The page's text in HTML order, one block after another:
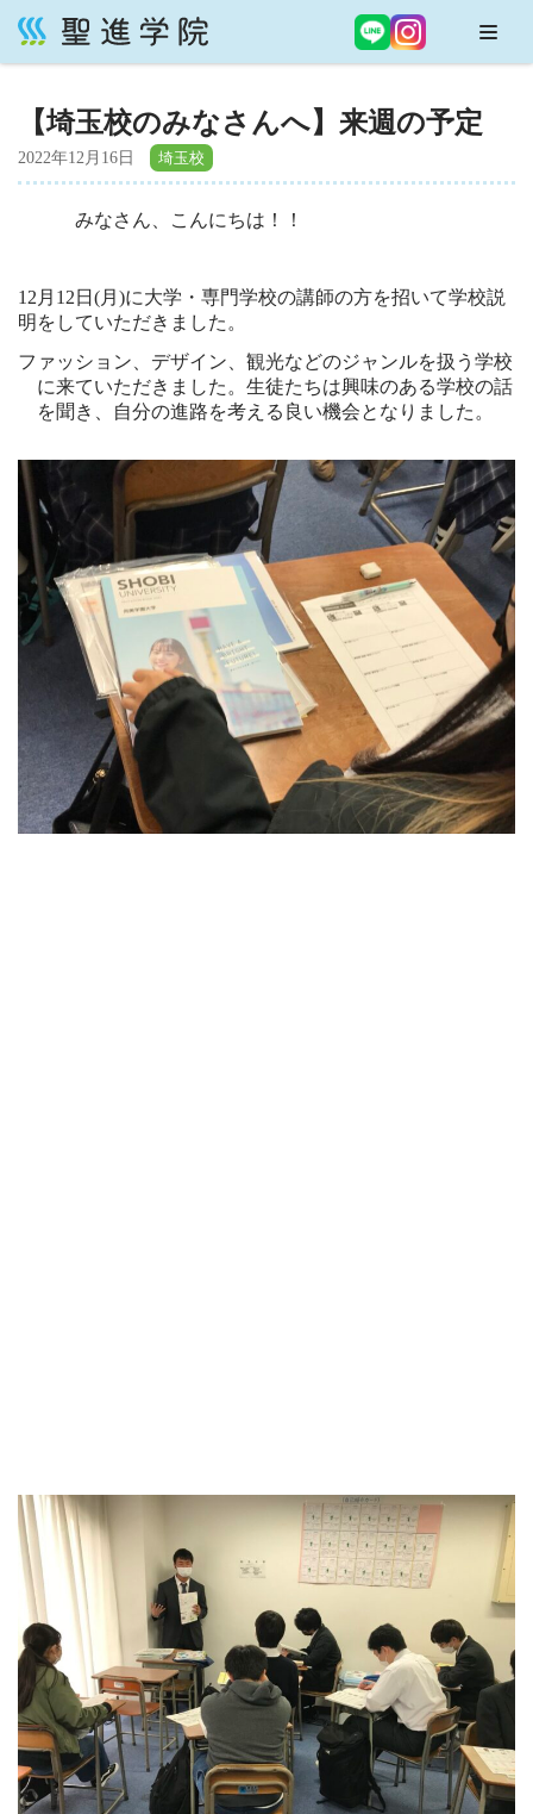
コ
テ
ン
ツ
ッ
プ
【埼玉校のみなさんへ】来週の予定
2022年12月16日
みなさん、こんにちは！！
12月12日(月)に大学・専門学校の講師の方を招いて学校説
明をしていただきました。
ファッション、デザイン、観光などのジャンルを扱う学校
に来ていただきました。 生徒たちは興味のある学校の話
を聞き、自分の進路を考える良い機会となりました。